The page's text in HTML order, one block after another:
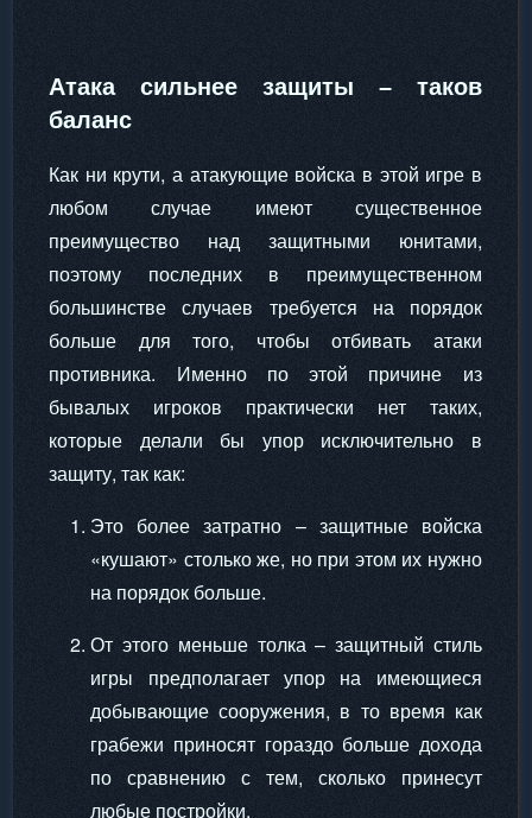
Атака сильнее защиты – таков
баланс
Как ни крути, а атакующие войска в этой игре в
любом случае имеют существенное
преимущество над защитными юнитами,
поэтому последних в преимущественном
большинстве случаев требуется на порядок
больше для того, чтобы отбивать атаки
противника. Именно по этой причине из
бывалых игроков практически нет таких,
которые делали бы упор исключительно в
защиту, так как:
Это более затратно – защитные войска
«кушают» столько же, но при этом их нужно
на порядок больше.
От этого меньше толка – защитный стиль
игры предполагает упор на имеющиеся
добывающие сооружения, в то время как
грабежи приносят гораздо больше дохода
по сравнению с тем, сколько принесут
любые постройки.